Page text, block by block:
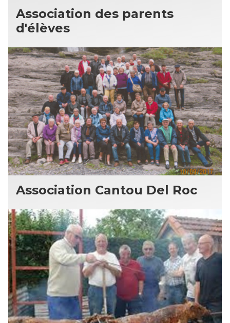
Association des parents
d'élèves
Association Cantou Del Roc